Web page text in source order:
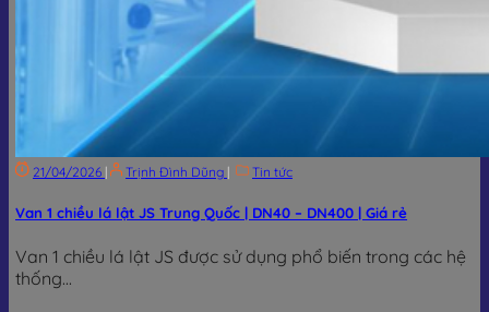
21/04/2026 | Trịnh Đình Dũng | Tin tức
Van 1 chiều lá lật JS Trung Quốc | DN40 – DN400 | Giá rẻ
Van 1 chiều lá lật JS được sử dụng phổ biến trong các hệ
thống...